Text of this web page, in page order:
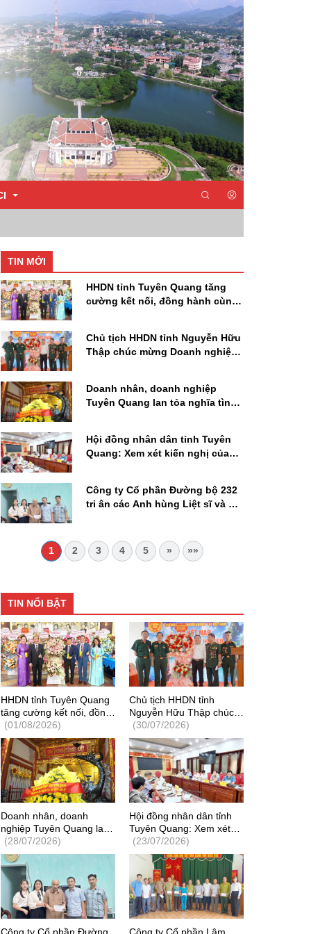
TIN MỚI
HHDN tỉnh Tuyên Quang tăng
cường kết nối, đồng hành cùng
học - công nghệ
Chủ tịch HHDN tỉnh Nguyễn Hữu
Thập chúc mừng Doanh nghiệp
Người khuyết tật Việt Nam
Doanh nhân, doanh nghiệp
Tuyên Quang lan tỏa nghĩa tình
Hội đồng nhân dân tỉnh Tuyên
Quang: Xem xét kiến nghị của
trường đầu tư cạnh tranh
Công ty Cổ phần Đường bộ 232
tri ân các Anh hùng Liệt sĩ và gia
1 2 3 4 5 » »»
TIN NỔI BẬT
HHDN tỉnh Tuyên Quang
tăng cường kết nối, đồng
hành cùng doanh nghiệp
và tích cực tham gia các
hoạt động xã hội, khoa
học - công nghệ
(01/08/2026)
Chủ tịch HHDN tỉnh
Nguyễn Hữu Thập chúc
mừng Doanh nghiệp tư
nhân Hoàng Sàng gia
nhập HHDN của Thương
binh và Người khuyết tật
Việt Nam
(30/07/2026)
Doanh nhân, doanh
nghiệp Tuyên Quang lan
tỏa nghĩa tình tri ân
Người có công
(28/07/2026)
Hội đồng nhân dân tỉnh
Tuyên Quang: Xem xét
kiến nghị của Hiệp hội
Doanh nghiệp tỉnh về
chính sách giá đất, tạo
môi trường đầu tư cạnh
tranh
(23/07/2026)